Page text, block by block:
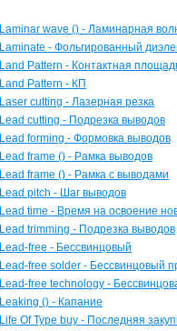
Laminar wave () - Ламинарная
Laminate - Фольгированный
Land Pattern - Контактная
Land Pattern - КП
Laser cutting - Лазерная резка
Lead cutting - Подрезка выводов
Lead forming - Формовка выводов
Lead frame () - Рамка выводов
Lead frame () - Рамка с выводами
Lead pitch - Шаг выводов
Lead time - Время на освоение
Lead trimming - Подрезка выводов
Lead-free - Бессвинцовый
Lead-free solder - Бессвинцовый
Lead-free technology -
Leaking () - Капание
Life Of Type buy - Последняя